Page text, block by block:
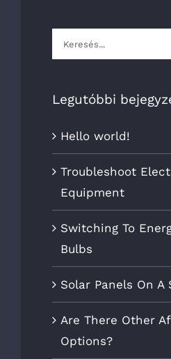
Keresés...
Legutóbbi
Hello world!
Troubleshoot
Equipment
Switching To
Bulbs
Solar Panels On A
Are There Other
Options?